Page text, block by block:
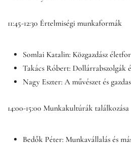
11:45-12:30 Értelmiségi munkaformák
Somlai Katalin: Közgazdász
Takács Róbert: Dollárrabszolgák
Nagy Eszter: A művészet és
14:00-15:00 Munkakultúrák találkozása
Bedők Péter: Munkavállalás és